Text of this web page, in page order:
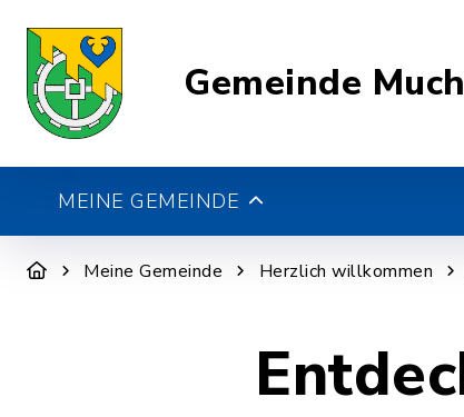
Gemeinde
MEINE GEMEINDE
Meine Gemeinde Herzlich willkommen